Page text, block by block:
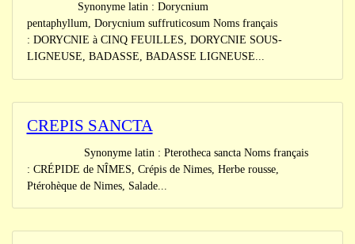
Synonyme latin : Dorycnium
pentaphyllum, Dorycnium suffruticosum Noms français
: DORYCNIE à CINQ FEUILLES, DORYCNIE SOUS-
LIGNEUSE, BADASSE, BADASSE LIGNEUSE...
CREPIS SANCTA
Synonyme latin : Pterotheca sancta Noms français
: CRÉPIDE de NÎMES, Crépis de Nimes, Herbe rousse,
Ptérohèque de Nimes, Salade...